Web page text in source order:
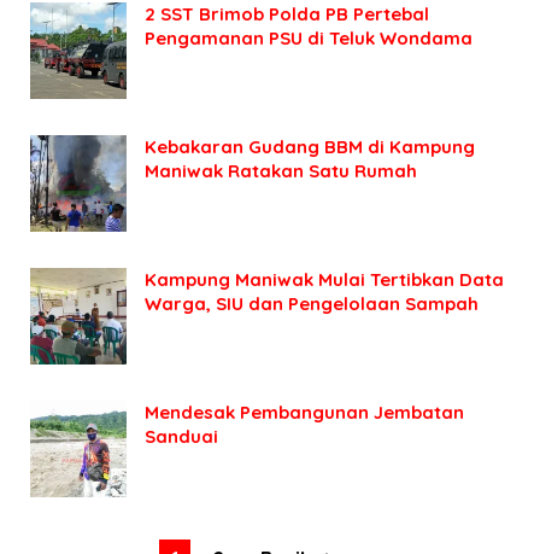
2 SST Brimob Polda PB Pertebal
Pengamanan PSU di Teluk Wondama
Kebakaran Gudang BBM di Kampung
Maniwak Ratakan Satu Rumah
Kampung Maniwak Mulai Tertibkan Data
Warga, SIU dan Pengelolaan Sampah
Mendesak Pembangunan Jembatan
Sanduai